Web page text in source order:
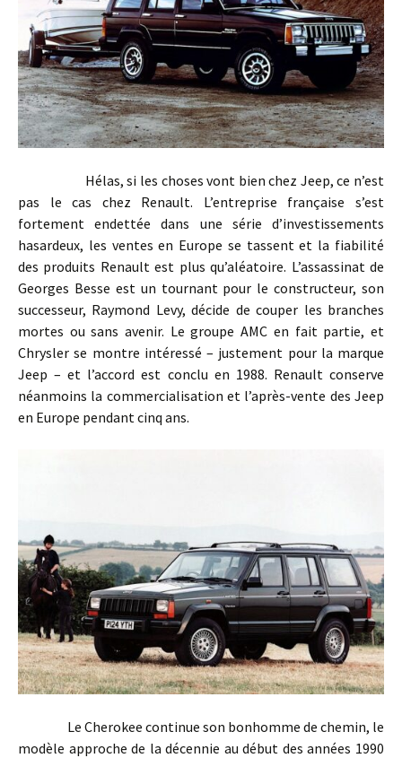
Hélas, si les choses vont bien chez Jeep, ce n’est
pas le cas chez Renault. L’entreprise française s’est
fortement endettée dans une série d’investissements
hasardeux, les ventes en Europe se tassent et la fiabilité
des produits Renault est plus qu’aléatoire. L’assassinat de
Georges Besse est un tournant pour le constructeur, son
successeur, Raymond Levy, décide de couper les branches
mortes ou sans avenir. Le groupe AMC en fait partie, et
Chrysler se montre intéressé – justement pour la marque
Jeep – et l’accord est conclu en 1988. Renault conserve
néanmoins la commercialisation et l’après-vente des Jeep
en Europe pendant cinq ans.
Le Cherokee continue son bonhomme de chemin, le
modèle approche de la décennie au début des années 1990